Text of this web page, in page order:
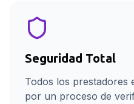
Seguridad Total
Todos los prestadores
por un proceso de